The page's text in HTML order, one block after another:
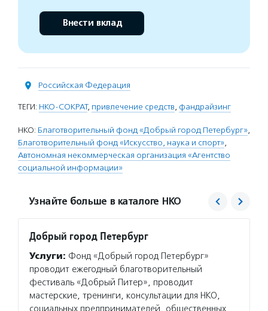
Внести вклад
Российская Федерация
ТЕГИ: НКО-СОКРАТ, привлечение средств, фандрайзинг
НКО: Благотворительный фонд «Добрый город Петербург»,
Благотворительный фонд «Искусство, наука и спорт»,
Автономная некоммерческая организация «Агентство
социальной информации»
Узнайте больше в каталоге НКО
Добрый город Петербург
Услуги: Фонд «Добрый город Петербург»
проводит ежегодный благотворительный
фестиваль «Добрый Питер», проводит
мастерские, тренинги, консультации для НКО,
социальных предпринимателей, общественных